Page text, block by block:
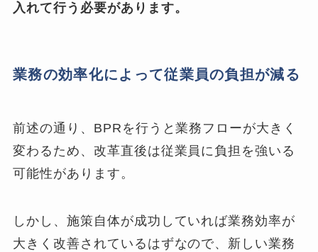
入れて行う必要があります。
業務の効率化によって従業員の負担が減る
前述の通り、BPRを行うと業務フローが大きく
変わるため、改革直後は従業員に負担を強いる
可能性があります。
しかし、 施策自体が成功していれば業務効率が
大きく改善されているはずなので、新しい業務